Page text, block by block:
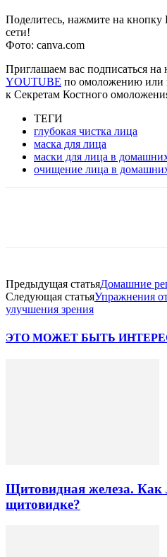
Поделитесь, нажмите на
сети!
Фото: canva.com
Приглашаем вас подписаться на
YOUTUBE по омоложению или
к Секретам Костного
ТЕГИ
глубокая чистка лица
маска для лица
маски для лица в
очищение лица в
Предыдущая статьяДомашние
Следующая статьяУпражнения
улучшения зрения
ЭТО МОЖЕТ БЫТЬ
Щитовидная железа. Как
щитовидке?